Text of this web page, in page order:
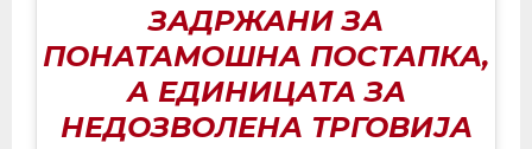
ЗАДРЖАНИ ЗА
ПОНАТАМОШНА ПОСТАПКА,
А ЕДИНИЦАТА ЗА
НЕДОЗВОЛЕНА ТРГОВИЈА